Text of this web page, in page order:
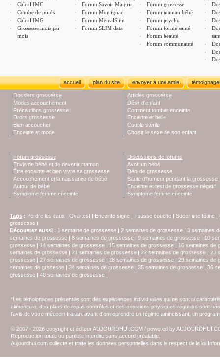
Calcul IMC
Courbe de poids
Calcul IMG
Grossesse mois par
mois
Forum Savoir Maigrir
Forum Montignac
Forum MentalSlim
Forum SLIM data
Forum grossesse
Forum maman bébé
Forum psycho
Forum forme santé
Forum beauté
Forum communauté
accueil plan du site envoyer à une amie
Dossiers grossesse
Modes accouchement
Précautions grossesse
Droits grossesse
Bien accoucher
Enceinte et mode
Articles grossesse
Désir d'enfant
Comment tomber enceinte
Enceinte et belle
Couple stérile
Choisir le sexe de son enfant
Forum grossesse
Envie de bébé et de devenir maman
Être enceinte et bien vivre sa grossesse
Accouchement et la naissance de bébé
Autour de bébé
Symptome femme enceinte
Discussions de forums
Avoir un bébé
Déni de grossesse
Saute d'humeur pendant la grossesse
Enceinte et test de grossesse négatif
Symptome femme enceinte
Tags : Perdre les eaux | Ova-test | Enceinte signe | Fausse couche | Sucer une tétine |
grossesse |
Découvrez aussi : 1 semaine de grossesse | 2 semaines de grossesse | 3 semaines
semaines de grossesse | 8 semaines de grossesse | 9 semaines de grossesse | 10
grossesse | 14 semaines de grossesse | 15 semaines de grossesse | 16 semaines de
semaines de grossesse | 21 semaines de grossesse | 22 semaines de grossesse | 23
grossesse | 27 semaines de grossesse | 28 semaines de grossesse | 29 semaines de
semaines de grssesse | 34 semaines de grossesse | 35 semaines de grossesse | 36
grossesse | 40 semaines de grossesse |
*Les témoignages présentés sont des expériences individuelles qui ne sont ni
alimentaire, des plans de repas contrôlés et des exercices physiques réguliers sont
l'avis de votre médecin traitant avant d'entreprendre un régime amincissant, un
© 2007 - 2026 copyright et éditeur AUJOURDHUI.COM / powered by
Reproduction totale ou partielle interdite sans accord préalable.
Aujourdhui.com collecte et traite les données personnelles dans le respect de la loi